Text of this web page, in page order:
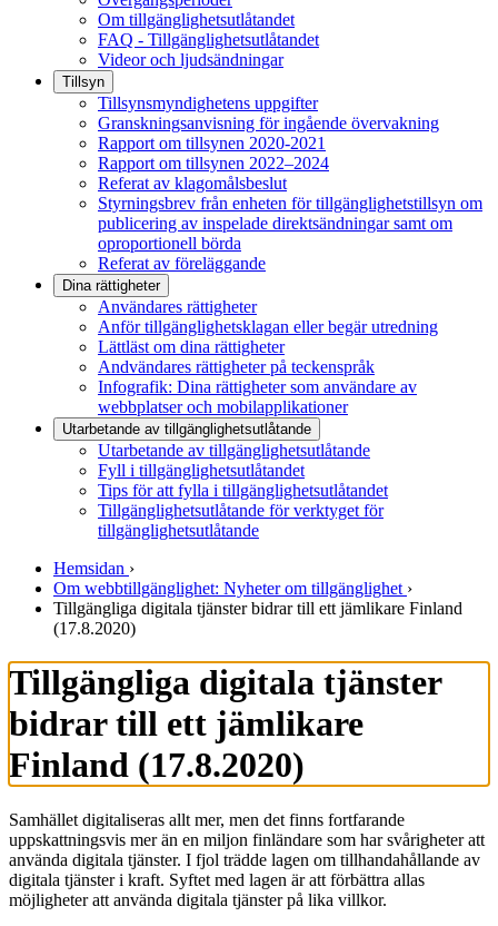
Om tillgänglighetsutlåtandet
FAQ - Tillgänglighetsutlåtandet
Videor och ljudsändningar
Tillsyn
Tillsynsmyndighetens uppgifter
Granskningsanvisning för ingående övervakning
Rapport om tillsynen 2020-2021
Rapport om tillsynen 2022–2024
Referat av klagomålsbeslut
Styrningsbrev från enheten för tillgänglighetstillsyn om
publicering av inspelade direktsändningar samt om
oproportionell börda
Referat av föreläggande
Dina rättigheter
Användares rättigheter
Anför tillgänglighetsklagan eller begär utredning
Lättläst om dina rättigheter
Andvändares rättigheter på teckenspråk
Infografik: Dina rättigheter som användare av
webbplatser och mobilapplikationer
Utarbetande av tillgänglighets­utlåtande
Utarbetande av tillgänglighetsutlåtande
Fyll i tillgänglighetsutlåtandet
Tips för att fylla i tillgänglighetsutlåtandet
Tillgänglighetsutlåtande för verktyget för
tillgänglighetsutlåtande
Hemsidan ›
Om webbtillgänglighet: Nyheter om tillgänglighet ›
Tillgängliga digitala tjänster bidrar till ett jämlikare Finland
(17.8.2020)
Tillgängliga digitala tjänster
bidrar till ett jämlikare
Finland (17.8.2020)
Samhället digitaliseras allt mer, men det finns fortfarande
uppskattningsvis mer än en miljon finländare som har svårigheter att
använda digitala tjänster. I fjol trädde lagen om tillhandahållande av
digitala tjänster i kraft. Syftet med lagen är att förbättra allas
möjligheter att använda digitala tjänster på lika villkor.